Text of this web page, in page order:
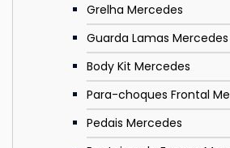
Grelha Mercedes
Guarda Lamas Mercedes
Body Kit Mercedes
Para-choques Frontal
Pedais Mercedes